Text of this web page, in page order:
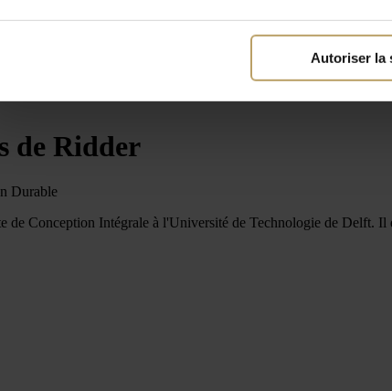
Autoriser la
de Ridder
Durable
de Conception Intégrale à l'Université de Technologie de Delft.